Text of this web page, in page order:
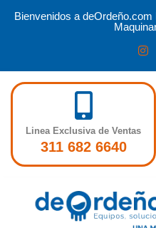
Bienvenidos a
Linea Exclusiva de Ventas
311 682 6640